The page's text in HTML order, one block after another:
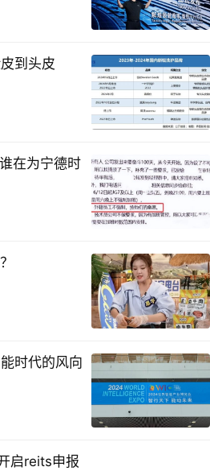
到头皮
在为宁德时
时代的风向
启reits申报